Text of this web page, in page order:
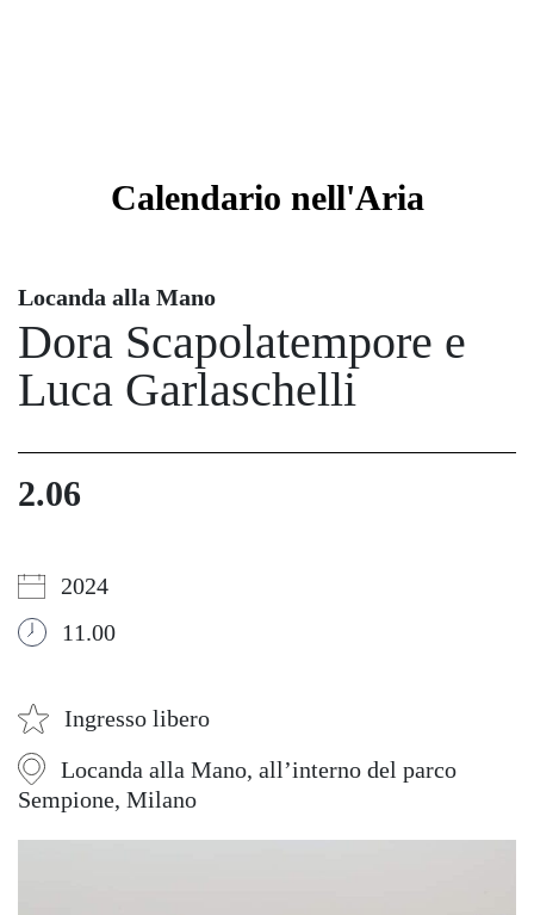
Calendario nell'Aria
Locanda alla Mano
Dora Scapolatempore e
Luca Garlaschelli
2.06
2024
11.00
Ingresso libero
Locanda alla Mano, all’interno del parco
Sempione, Milano